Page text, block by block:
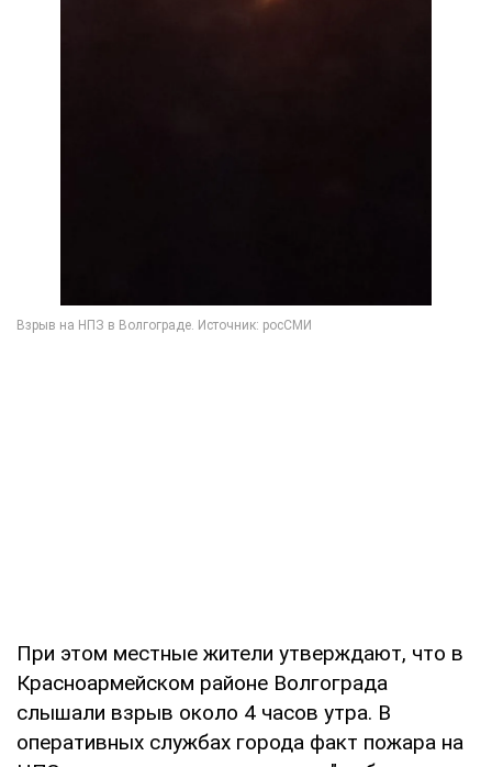
При этом местные жители утверждают, что в
Красноармейском районе Волгограда
слышали взрыв около 4 часов утра. В
оперативных службах города факт пожара на